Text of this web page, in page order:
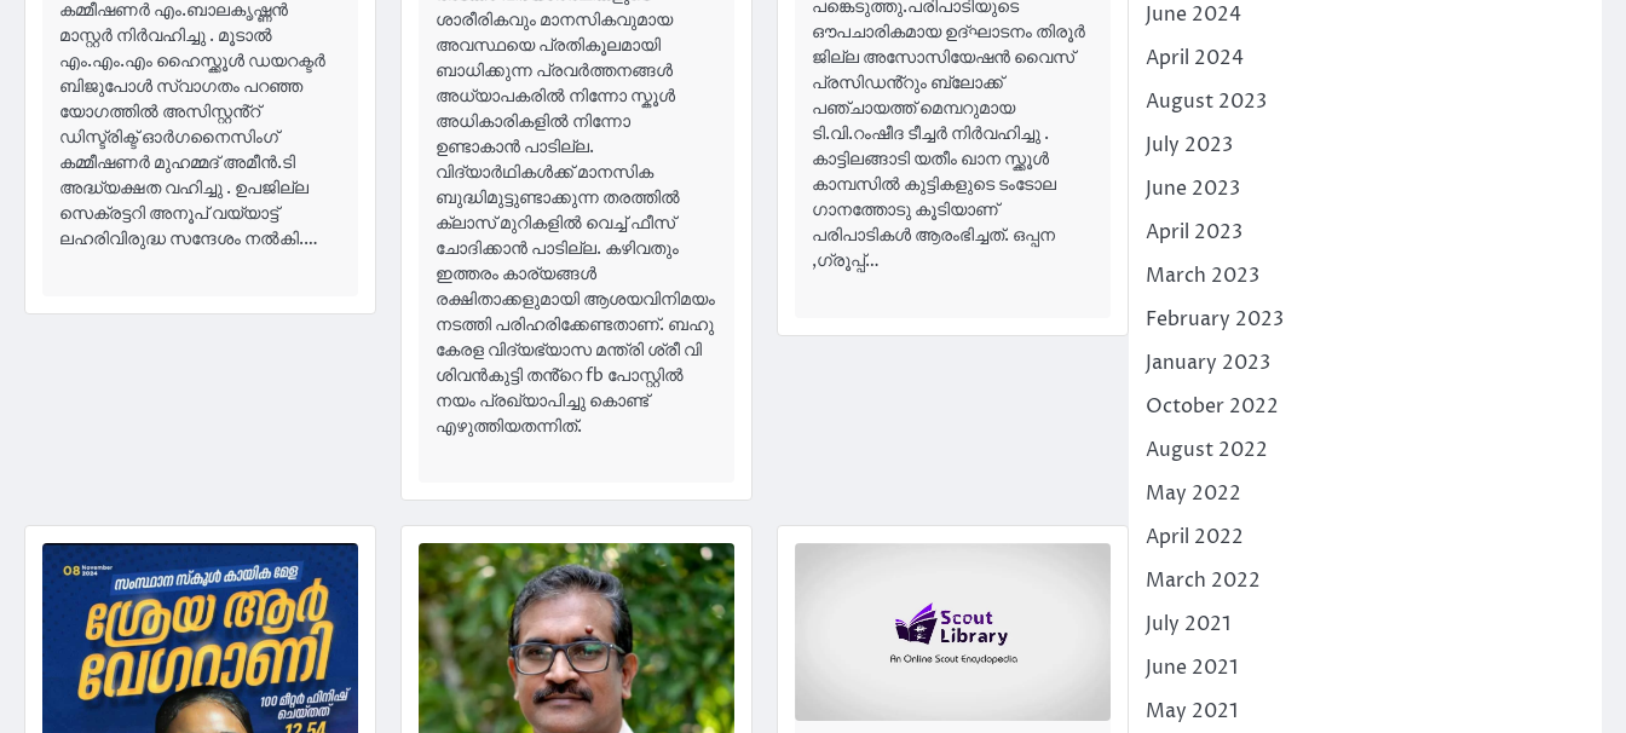
കമ്മീഷണർ എം.ബാലകൃഷ്ണൻ
മാസ്റ്റർ നിർവഹിച്ചു . മൂടാൽ
എം.എം.എം ഹൈസ്ക്കൂൾ ഡയറക്ടർ
ബിജുപോൾ സ്വാഗതം പറഞ്ഞ
യോഗത്തിൽ അസിസ്റ്റൻ്റ്
ഡിസ്ട്രിക്ട് ഓർഗനൈസിംഗ്
കമ്മീഷണർ മുഹമ്മദ് അമീൻ.ടി
അദ്ധ്യക്ഷത വഹിച്ചു . ഉപജില്ല
സെക്രട്ടറി അനൂപ് വയ്യാട്ട്
ലഹരിവിരുദ്ധ സന്ദേശം നൽകി.…
ശാരീരികവും മാനസികവുമായ
അവസ്ഥയെ പ്രതികൂലമായി
ബാധിക്കുന്ന പ്രവർത്തനങ്ങൾ
അധ്യാപകരിൽ നിന്നോ സ്കൂൾ
അധികാരികളിൽ നിന്നോ
ഉണ്ടാകാൻ പാടില്ല.
വിദ്യാർഥികൾക്ക് മാനസിക
ബുദ്ധിമുട്ടുണ്ടാക്കുന്ന തരത്തിൽ
ക്ലാസ് മുറികളിൽ വെച്ച് ഫീസ്
ചോദിക്കാൻ പാടില്ല. കഴിവതും
ഇത്തരം കാര്യങ്ങൾ
രക്ഷിതാക്കളുമായി ആശയവിനിമയം
നടത്തി പരിഹരിക്കേണ്ടതാണ്. ബഹു
കേരള വിദ്യഭ്യാസ മന്ത്രി ശ്രീ വി
ശിവൻകുട്ടി തൻ്റെ fb പോസ്റ്റിൽ
നയം പ്രഖ്യാപിച്ചു കൊണ്ട്
എഴുത്തിയതന്നിത്.
പങ്കെടുത്തു.പരിപാടിയുടെ
ഔപചാരികമായ ഉദ്ഘാടനം തിരൂർ
ജില്ല അസോസിയേഷൻ വൈസ്
പ്രസിഡൻ്റും ബ്ലോക്ക്
പഞ്ചായത്ത് മെമ്പറുമായ
ടി.വി.റംഷീദ ടീച്ചർ നിർവഹിച്ചു .
കാട്ടിലങ്ങാടി യതീം ഖാന സ്ക്കൂൾ
കാമ്പസിൽ കുട്ടികളുടെ ടംടോല
ഗാനത്തോടു കൂടിയാണ്
പരിപാടികൾ ആരംഭിച്ചത്. ഒപ്പന
,ഗ്രൂപ്പ്…
June 2024
April 2024
August 2023
July 2023
June 2023
April 2023
March 2023
February 2023
January 2023
October 2022
August 2022
May 2022
April 2022
March 2022
July 2021
June 2021
May 2021